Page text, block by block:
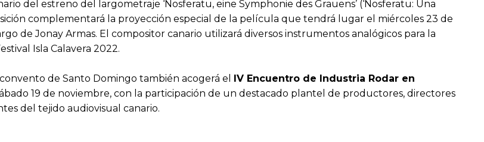
del estreno del largometraje ‘Nosferatu, eine Symphonie des Grauens’ (‘Nosferatu: Una
complementará la proyección especial de la película que tendrá lugar el miércoles 23 de
de Jonay Armas. El compositor canario utilizará diversos instrumentos analógicos para la
Isla Calavera 2022.
de Santo Domingo también acogerá el IV Encuentro de Industria Rodar en
19 de noviembre, con la participación de un destacado plantel de productores, directores
del tejido audiovisual canario.